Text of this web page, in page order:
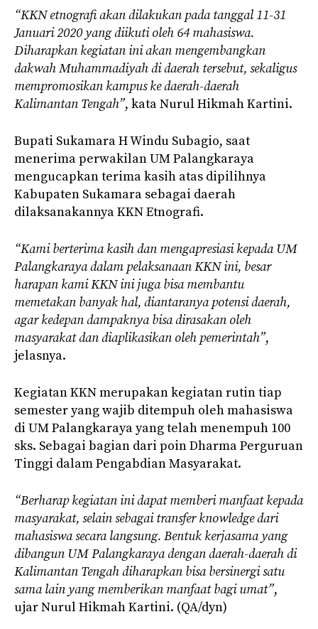
“KKN etnografi akan dilakukan pada tanggal 11-31
Januari 2020 yang diikuti oleh 64 mahasiswa.
Diharapkan kegiatan ini akan mengembangkan
dakwah Muhammadiyah di daerah tersebut, sekaligus
mempromosikan kampus ke daerah-daerah
Kalimantan Tengah”, kata Nurul Hikmah Kartini.
Bupati Sukamara H Windu Subagio, saat
menerima perwakilan UM Palangkaraya
mengucapkan terima kasih atas dipilihnya
Kabupaten Sukamara sebagai daerah
dilaksanakannya KKN Etnografi.
“Kami berterima kasih dan mengapresiasi kepada UM
Palangkaraya dalam pelaksanaan KKN ini, besar
harapan kami KKN ini juga bisa membantu
memetakan banyak hal, diantaranya potensi daerah,
agar kedepan dampaknya bisa dirasakan oleh
masyarakat dan diaplikasikan oleh pemerintah”,
jelasnya.
Kegiatan KKN merupakan kegiatan rutin tiap
semester yang wajib ditempuh oleh mahasiswa
di UM Palangkaraya yang telah menempuh 100
sks. Sebagai bagian dari poin Dharma Perguruan
Tinggi dalam Pengabdian Masyarakat.
“Berharap kegiatan ini dapat memberi manfaat kepada
masyarakat, selain sebagai transfer knowledge dari
mahasiswa secara langsung. Bentuk kerjasama yang
dibangun UM Palangkaraya dengan daerah-daerah di
Kalimantan Tengah diharapkan bisa bersinergi satu
sama lain yang memberikan manfaat bagi umat”,
ujar Nurul Hikmah Kartini. (QA/dyn)